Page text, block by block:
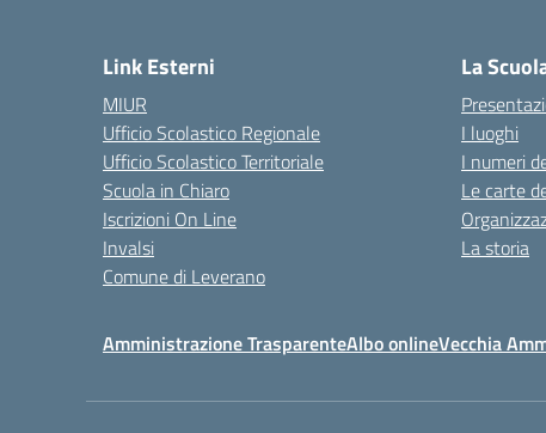
Link Esterni
MIUR
Ufficio Scolastico Regionale
Ufficio Scolastico Territoriale
Scuola in Chiaro
Iscrizioni On Line
Invalsi
Comune di Leverano
La
I luoghi
I numeri
Le carte
La storia
Amministrazione TrasparenteAlbo onlineVecchia